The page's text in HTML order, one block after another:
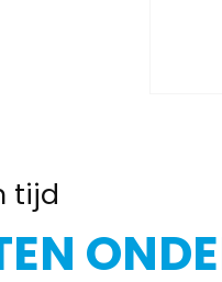
tijd